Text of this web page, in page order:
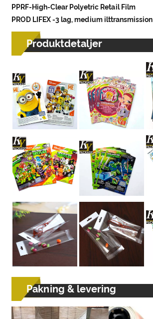
PPRF-High-Clear Polyetric Retail Film
PROD LIFEX -3 lag, medium ilttransmission
Produktdetaljer
Pakning & levering